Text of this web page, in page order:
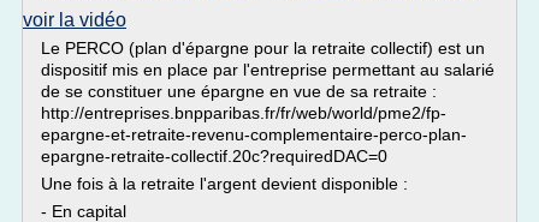
voir la vidéo
Le PERCO (plan d'épargne pour la retraite collectif) est un
dispositif mis en place par l'entreprise permettant au salarié
de se constituer une épargne en vue de sa retraite :
http://entreprises.bnpparibas.fr/fr/web/world/pme2/fp-
epargne-et-retraite-revenu-complementaire-perco-plan-
epargne-retraite-collectif.20c?requiredDAC=0
Une fois à la retraite l'argent devient disponible :
- En capital